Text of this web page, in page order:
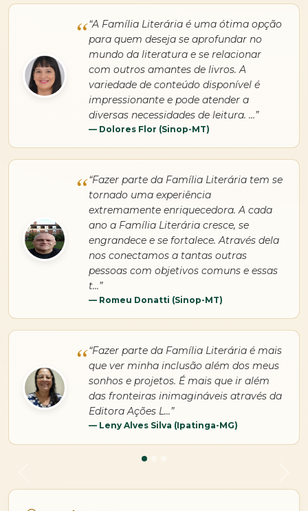
“A Família Literária é uma ótima opção
para quem deseja se aprofundar no
mundo da literatura e se relacionar
com outros amantes de livros. A
variedade de conteúdo disponível é
impressionante e pode atender a
diversas necessidades de leitura. ...”
— Dolores Flor (Sinop-MT)
“Fazer parte da Família Literária tem se
tornado uma experiência
extremamente enriquecedora. A cada
ano a Família Literária cresce, se
engrandece e se fortalece. Através dela
nos conectamos a tantas outras
pessoas com objetivos comuns e essas
t...”
— Romeu Donatti (Sinop-MT)
“Fazer parte da Família Literária é mais
que ver minha inclusão além dos meus
sonhos e projetos. É mais que ir além
das fronteiras inimagináveis através da
Editora Ações L...”
— Leny Alves Silva (Ipatinga-MG)